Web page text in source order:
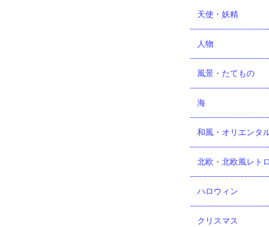
天使・妖精
人物
風景・たてもの
海
和風・オリエンタ
北欧・北欧風レトロ
ハロウィン
クリスマス